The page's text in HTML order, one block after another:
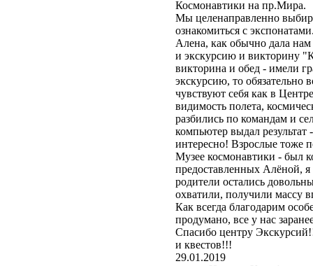
Космонавтики на пр.Мира.
Мы целенаправленно
ознакомиться с
Алена, как обычно дала
и экскурсию и викторину
викторина и обед - имели
экскурсию, то
чувствуют себя как в
видимость полета,
разбились по командам и
компьютер выдал
интересно! Взрослые тоже
Музее космонавтики - был
предоставленных Алёной, я
родители остались
охватили, получили массу
Как всегда благодарим
продумано, все у нас
Спасибо центру
и квестов!!!
29.01.2019